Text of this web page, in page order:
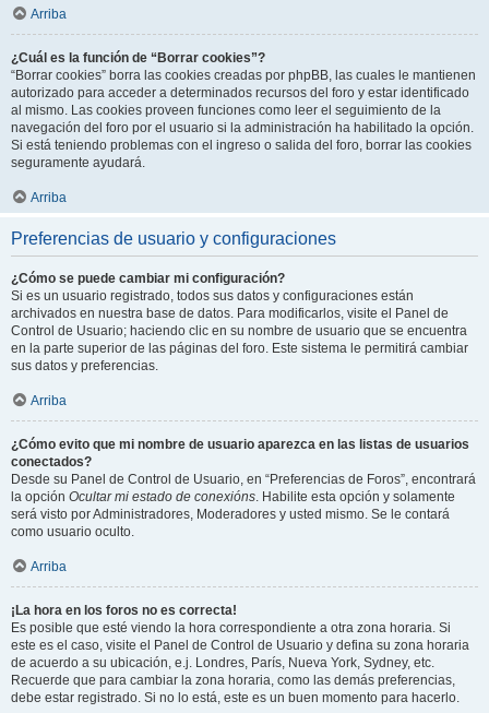
Arriba
¿Cuál es la función de “Borrar cookies”?
“Borrar cookies” borra las cookies creadas por phpBB, las cuales le mantienen
autorizado para acceder a determinados recursos del foro y estar identificado
al mismo. Las cookies proveen funciones como leer el seguimiento de la
navegación del foro por el usuario si la administración ha habilitado la opción.
Si está teniendo problemas con el ingreso o salida del foro, borrar las cookies
seguramente ayudará.
Arriba
Preferencias de usuario y configuraciones
¿Cómo se puede cambiar mi configuración?
Si es un usuario registrado, todos sus datos y configuraciones están
archivados en nuestra base de datos. Para modificarlos, visite el Panel de
Control de Usuario; haciendo clic en su nombre de usuario que se encuentra
en la parte superior de las páginas del foro. Este sistema le permitirá cambiar
sus datos y preferencias.
Arriba
¿Cómo evito que mi nombre de usuario aparezca en las listas de usuarios
conectados?
Desde su Panel de Control de Usuario, en “Preferencias de Foros”, encontrará
la opción Ocultar mi estado de conexións. Habilite esta opción y solamente
será visto por Administradores, Moderadores y usted mismo. Se le contará
como usuario oculto.
Arriba
¡La hora en los foros no es correcta!
Es posible que esté viendo la hora correspondiente a otra zona horaria. Si
este es el caso, visite el Panel de Control de Usuario y defina su zona horaria
de acuerdo a su ubicación, e.j. Londres, París, Nueva York, Sydney, etc.
Recuerde que para cambiar la zona horaria, como las demás preferencias,
debe estar registrado. Si no lo está, este es un buen momento para hacerlo.